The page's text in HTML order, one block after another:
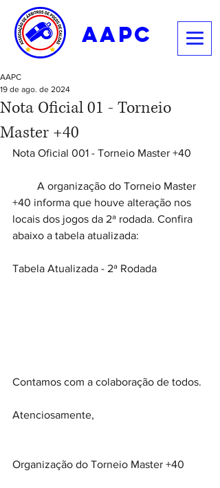
aapc
Nota Oficial 01 - Torneio
Master +40
AAPC
19 de ago. de 2024
Nota Oficial 001 - Torneio Master +40
A organização do Torneio Master
+40 informa que houve alteração nos
locais dos jogos da 2ª rodada. Confira
abaixo a tabela atualizada:
Tabela Atualizada - 2ª Rodada
Contamos com a colaboração de todos.
Atenciosamente,
Organização do Torneio Master +40